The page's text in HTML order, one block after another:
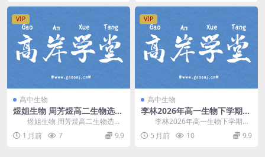
VIP
高中生物
煜姐生物 周芳煜高二生物选择
必修三(新课) 百度网盘分享
煜姐生物 周芳煜高二生物选择
必修三 生物技术与工程(新课)，讲
解内容：传统发...
1 月前 7 9.9
VIP
高中生物
李林2026年高一生物下学期同
步课(生物必修2) 百度网盘分
享
李林2026年高一生物下学期同
步课(必修2)，开课时间：2026年寒
假+20...
5 月前 10 9.9